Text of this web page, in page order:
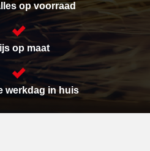
op voorraad
op maat
werkdag in huis